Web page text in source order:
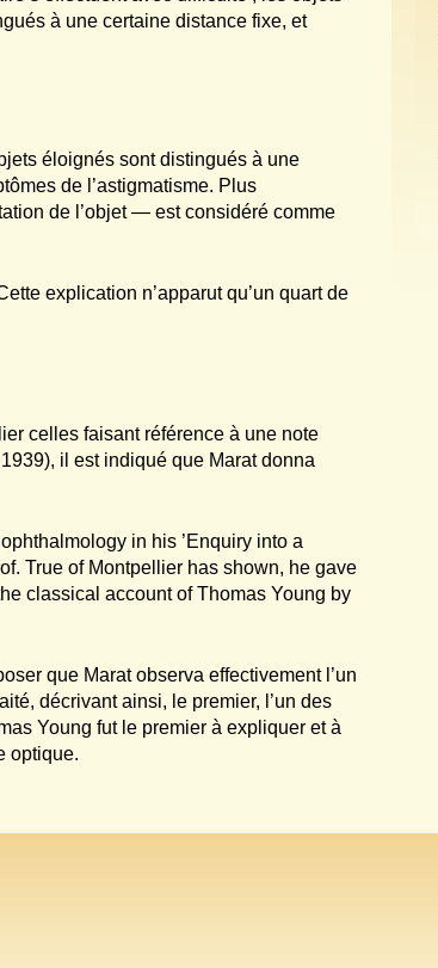
à une certaine distance fixe, et
éloignés sont distingués à une
de l’astigmatisme. Plus
de l’objet — est considéré comme
explication n’apparut qu’un quart de
celles faisant référence à une note
il est indiqué que Marat donna
in his ’Enquiry into a
True of Montpellier has shown, he gave
classical account of Thomas Young by
que Marat observa effectivement l’un
décrivant ainsi, le premier, l’un des
Young fut le premier à expliquer et à
optique.